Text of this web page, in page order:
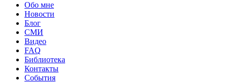
Обо мне
Новости
Блог
СМИ
Видео
FAQ
Библиотека
Контакты
События